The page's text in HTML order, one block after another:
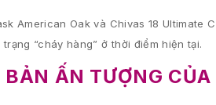
American Oak và Chivas 18
“cháy hàng” ở thời điểm hiện tại.
ẤN TƯỢNG